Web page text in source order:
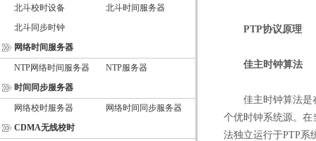
北斗校时设备
北斗时间服务器
北斗同步时钟
网络时间服务器
NTP网络时间服务器
NTP服务器
时间同步服务器
网络校时服务器
网络时间同步服务器
CDMA无线校时
PTP协议原理
佳主时钟算法
佳主时钟算法是在
个优时钟系统源。
法独立运行于PTP系